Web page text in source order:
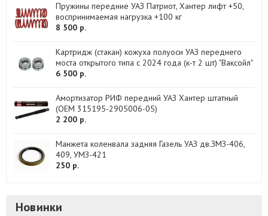
Пружины передние УАЗ Патриот, Хантер лифт +50,
воспринимаемая нагрузка +100 кг
8 500 р.
Картридж (стакан) кожуха полуоси УАЗ переднего
моста открытого типа с 2024 года (к-т 2 шт) "Ваксойл"
6 500 р.
Амортизатор РИФ передний УАЗ Хантер штатный
(OEM 315195-2905006-05)
2 200 р.
Манжета коленвала задняя Газель УАЗ дв.ЗМЗ-406,
409, УМЗ-421
250 р.
Новинки